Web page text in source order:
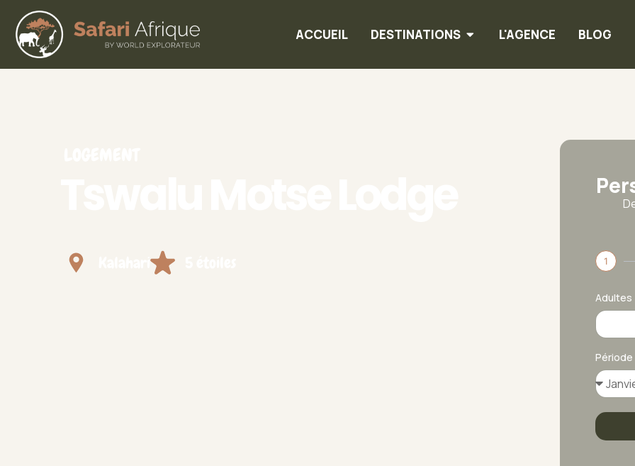
ACCUEIL DESTINATIONS L'AGENCE BLOG
1
Adultes